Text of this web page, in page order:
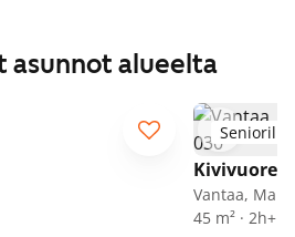
asunnot alueelta
Seniorille
Vantaa,
45 m² · 2h+kk